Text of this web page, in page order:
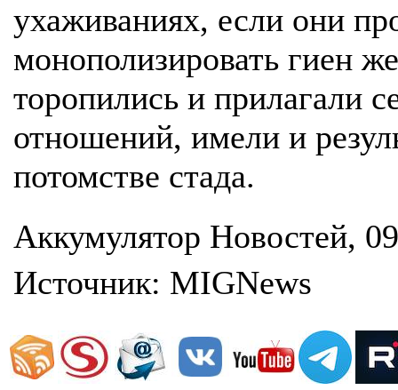
ухаживаниях, если они
монополизировать гиен
торопились и прилагали
отношений, имели и
потомстве стада.
Аккумулятор Новостей,
Источник: МIGNews